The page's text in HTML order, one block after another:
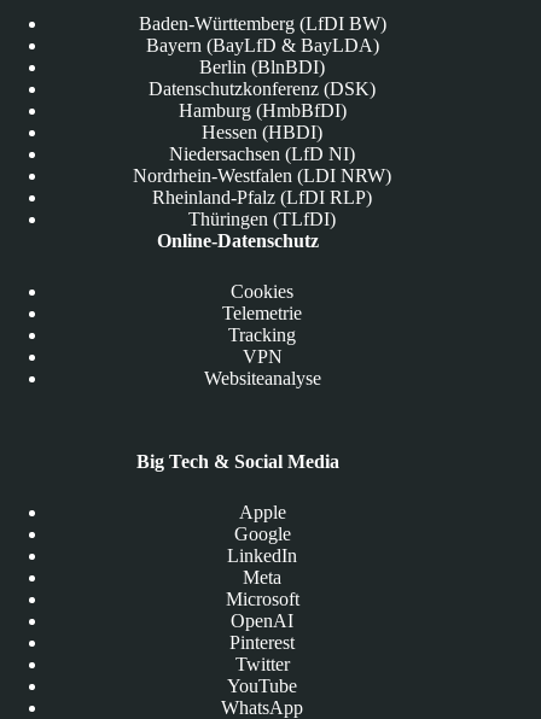
Baden-Württemberg (LfDI BW)
Bayern (BayLfD & BayLDA)
Berlin (BlnBDI)
Datenschutzkonferenz (DSK)
Hamburg (HmbBfDI)
Hessen (HBDI)
Niedersachsen (LfD NI)
Nordrhein-Westfalen (LDI NRW)
Rheinland-Pfalz (LfDI RLP)
Thüringen (TLfDI)
Online-Datenschutz
Cookies
Telemetrie
Tracking
VPN
Websiteanalyse
Big Tech & Social Media
Apple
Google
LinkedIn
Meta
Microsoft
OpenAI
Pinterest
Twitter
YouTube
WhatsApp